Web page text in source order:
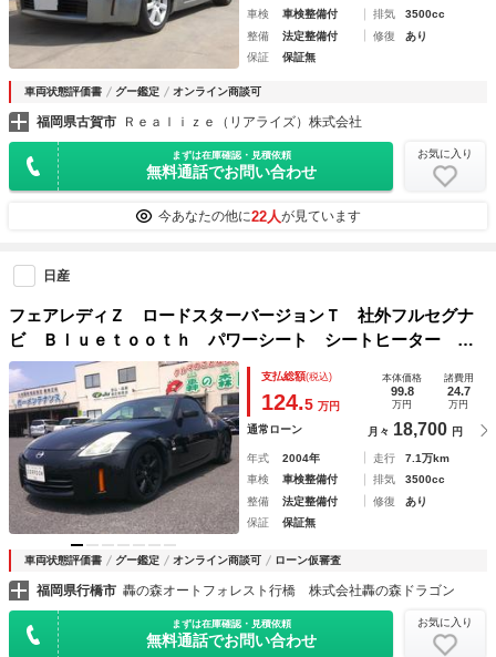
車検
車検整備付 排気
3500cc
整備
法定整備付 修復
あり
保証
保証無
車両状態評価書 グー鑑定 オンライン商談可
福岡県古賀市 Ｒｅａｌｉｚｅ（リアライズ）株式会社
まずは在庫確認・見積依頼
無料通話でお問い合わせ
お気に入り
今あなたの他に22人が見ています
日産
フェアレディＺ ロードスターバージョンＴ 社外フルセグナ
ビ Ｂｌｕｅｔｏｏｔｈ パワーシート シートヒーター 純
正１７インチブラックＡＷ ＥＴＣ 電動オープン
支払総額(税込)
124.5 万円
本体価格
99.8
万円
諸費用
24.7
万円
通常ローン 月々 18,700 円
年式 2004年 走行
7.1万km
車検
車検整備付 排気
3500cc
整備
法定整備付 修復
あり
保証
保証無
車両状態評価書 グー鑑定 オンライン商談可 ローン仮審査
福岡県行橋市 轟の森オートフォレスト行橋 株式会社轟の森ドラゴン
まずは在庫確認・見積依頼
無料通話でお問い合わせ
お気に入り